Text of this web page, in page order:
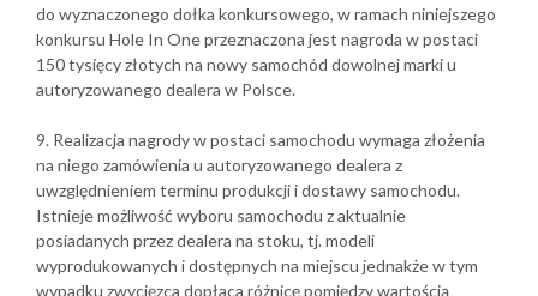
do wyznaczonego dołka konkursowego, w ramach niniejszego
konkursu Hole In One przeznaczona jest nagroda w postaci
150 tysięcy złotych na nowy samochód dowolnej marki u
autoryzowanego dealera w Polsce.
9. Realizacja nagrody w postaci samochodu wymaga złożenia
na niego zamówienia u autoryzowanego dealera z
uwzględnieniem terminu produkcji i dostawy samochodu.
Istnieje możliwość wyboru samochodu z aktualnie
posiadanych przez dealera na stoku, tj. modeli
wyprodukowanych i dostępnych na miejscu jednakże w tym
wypadku zwycięzca dopłaca różnicę pomiędzy wartością